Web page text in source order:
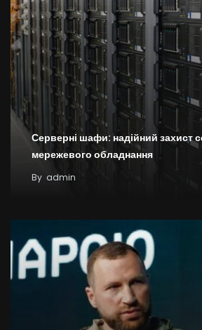
Серверні шафи: надійний захист
мережевого обладнання
By admin